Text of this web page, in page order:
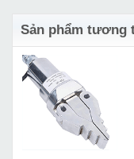
Sản phẩm tương